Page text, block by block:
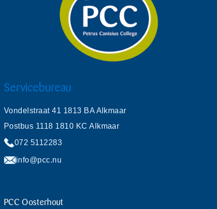
Servicebureau
Vondelstraat 41 1813 BA Alkmaar
Postbus 1118 1810 KC Alkmaar
072 5112283
info@pcc.nu
PCC Oosterhout